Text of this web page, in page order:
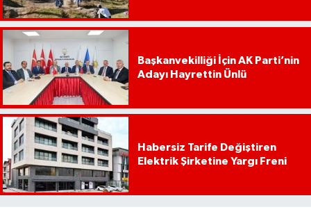
Başkanvekilliği İçin AK Parti’nin
Adayı Hayrettin Ünlü
Habersiz Tarife Değiştiren
Elektrik Şirketine Yargı Freni